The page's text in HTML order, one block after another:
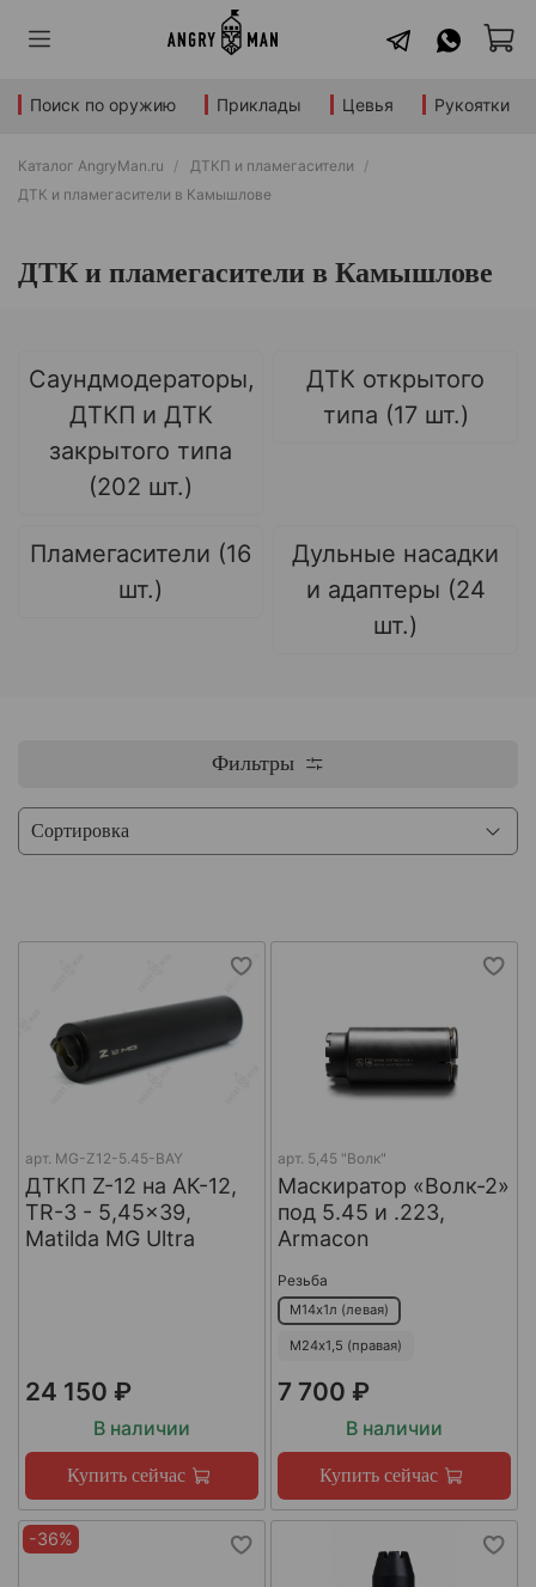
Поиск по оружию Приклады Цевья Рукоятки
Каталог AngryMan.ru
ДТКП и пламегасители
ДТК и пламегасители в Камышлове
ДТК и пламегасители в Камышлове
Саундмодераторы,
ДТКП и ДТК
закрытого типа
(202 шт.)
ДТК открытого
типа (17 шт.)
Пламегасители (16
шт.)
Дульные насадки
и адаптеры (24
шт.)
Фильтры
арт. MG-Z12-5.45-BAY
ДТКП Z-12 на АК-12,
TR-3 - 5,45x39,
Matilda MG Ultra
24 150 ₽
В наличии
Купить сейчас
арт. 5,45 "Волк"
Маскиратор «Волк-2»
под 5.45 и .223,
Armacon
Резьба
М14х1л (левая)
М24х1,5 (правая)
7 700 ₽
В наличии
Купить сейчас
-36%